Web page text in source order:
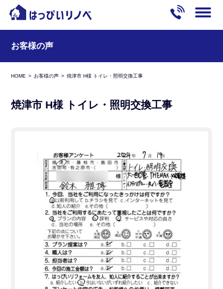
お客様の声
HOME お客様の声 焼津市 H様 トイレ・照明交換工事
焼津市 H様 トイレ・照明交換工事